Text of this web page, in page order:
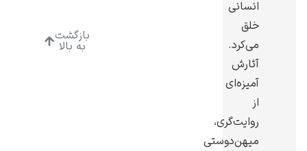
انسانی
خلق
می‌کرد.
آثارش
آمیزه‌ای
از
روایت‌گری،
میهن‌دوستی
بازگشت
به بالا